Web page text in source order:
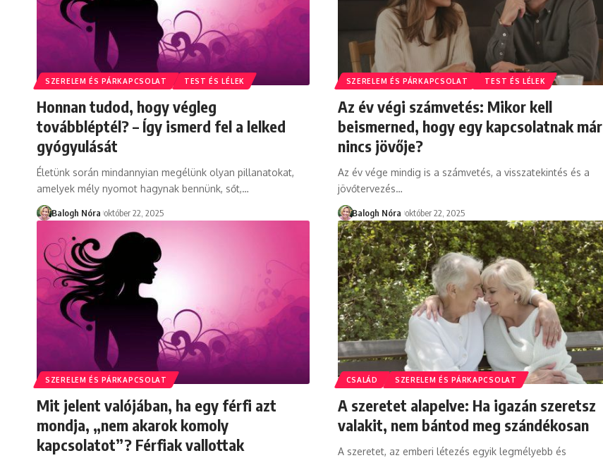
SZERELEM ÉS PÁRKAPCSOLAT TEST ÉS LÉLEK
Honnan tudod, hogy végleg
továbbléptél? – Így ismerd fel a lelked
gyógyulását
Életünk során mindannyian megélünk olyan pillanatokat,
amelyek mély nyomot hagynak bennünk, sőt,…
Balogh Nóra október 22, 2025
SZERELEM ÉS PÁRKAPCSOLAT TEST ÉS LÉLEK
Az év végi számvetés: Mikor kell
beismerned, hogy egy kapcsolatnak már
nincs jövője?
Az év vége mindig is a számvetés, a visszatekintés és a
jövőtervezés…
Balogh Nóra október 22, 2025
SZERELEM ÉS PÁRKAPCSOLAT
Mit jelent valójában, ha egy férfi azt
mondja, „nem akarok komoly
kapcsolatot”? Férfiak vallottak
CSALÁD SZERELEM ÉS PÁRKAPCSOLAT
A szeretet alapelve: Ha igazán szeretsz
valakit, nem bántod meg szándékosan
A szeretet, az emberi létezés egyik legmélyebb és